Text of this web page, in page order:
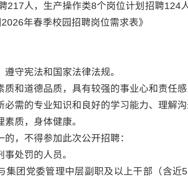
217人，生产操作类8个岗位计划招聘124
年春季校园招聘岗位需求表》
遵守宪法和国家法律法规。
质和道德品质，具有较强的事业心和责任感
必需的专业知识和良好的学习能力、理解
质，身体健康。
的，不得参加此次公开招聘：
处罚的人员。
团党委管理中层副职及以上干部（含近